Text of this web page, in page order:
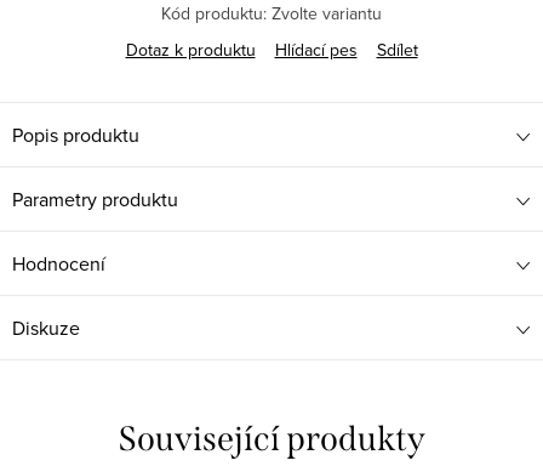
Kód produktu: Zvolte variantu
Dotaz k produktu
Hlídací pes Sdílet
Popis produktu
Parametry produktu
Hodnocení
Diskuze
Související produkty